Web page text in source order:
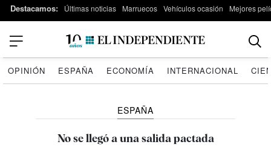
Destacamos: Últimas noticias Marruecos Vehículos ocasión Mejores
OPINIÓN ESPAÑA ECONOMÍA INTERNACIONAL
ESPAÑA
No se llegó a una salida pactada